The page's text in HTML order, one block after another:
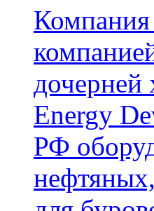
дочерней
Energy
РФ